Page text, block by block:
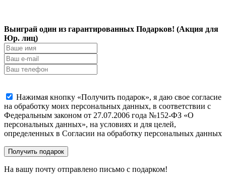
Выиграй один из гарантированных Подарков! (Акция для
Юр. лиц)
Нажимая кнопку «Получить подарок», я даю свое согласие
на обработку моих персональных данных, в соответствии с
Федеральным законом от 27.07.2006 года №152-ФЗ «О
персональных данных», на условиях и для целей,
определенных в Согласии на обработку персональных данных
На вашу почту отправлено письмо с подарком!